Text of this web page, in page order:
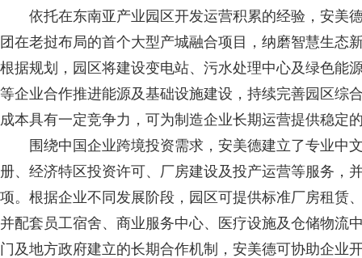
依托在东南亚产业园区开发运营积累的经验，安美
团在老挝布局的首个大型产城融合项目，纳磨智慧生态
根据规划，园区将建设变电站、污水处理中心及绿色能
等企业合作推进能源及基础设施建设，持续完善园区综
成本具有一定竞争力，可为制造企业长期运营提供稳定
围绕中国企业跨境投资需求，安美德建立了专业中
册、经济特区投资许可、厂房建设及投产运营等服务，
项。根据企业不同发展阶段，园区可提供标准厂房租赁
并配套员工宿舍、商业服务中心、医疗设施及仓储物流
门及地方政府建立的长期合作机制，安美德可协助企业